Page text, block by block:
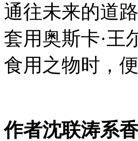
通往未来的道
套用奥斯卡·王
食用之物时，
作者沈联涛系